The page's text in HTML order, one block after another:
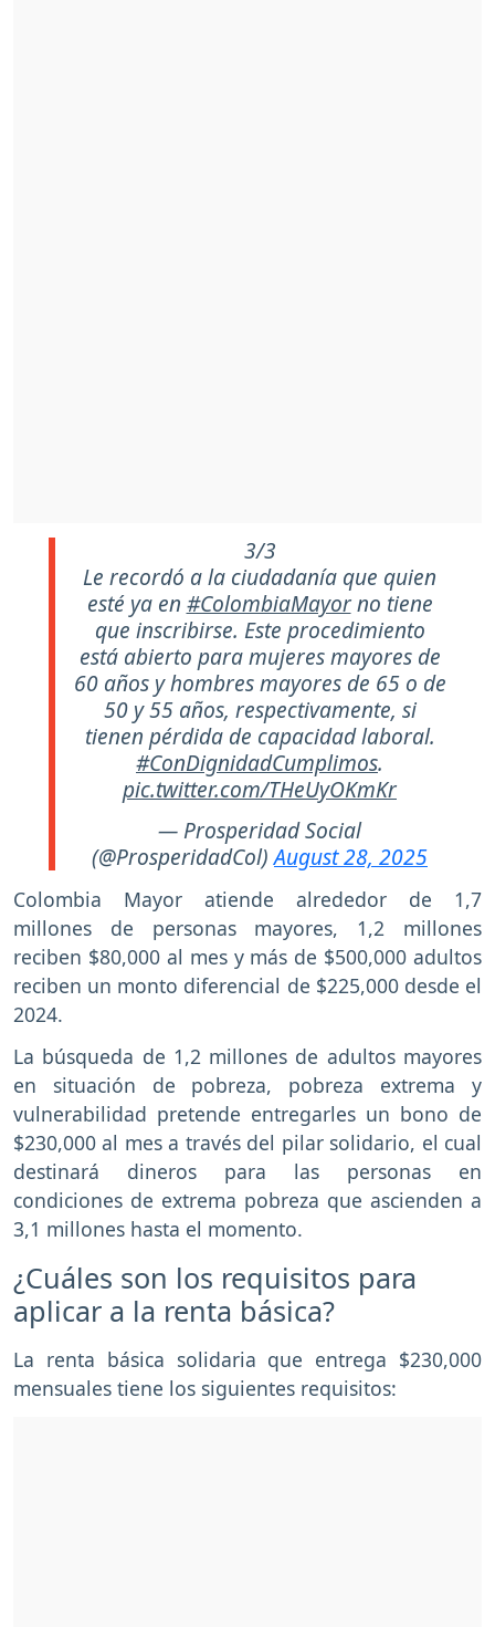
3/3
Le recordó a la ciudadanía que quien
esté ya en #ColombiaMayorno tiene
que inscribirse. Este procedimiento
está abierto para mujeres mayores de
60 años y hombres mayores de 65 o de
50 y 55 años, respectivamente, si
tienen pérdida de capacidad laboral.
#ConDignidadCumplimos.
pic.twitter.com/THeUyOKmKr
— Prosperidad Social
(@ProsperidadCol)August 28, 2025
Colombia Mayor atiende alrededor de 1,7
millones de personas mayores, 1,2 millones
reciben $80,000 al mes y más de $500,000 adultos
reciben un monto diferencial de $225,000 desde el
2024.
La búsqueda de 1,2 millones de adultos mayores
en situación de pobreza, pobreza extrema y
vulnerabilidad pretende entregarles un bono de
$230,000 al mes a través del pilar solidario, el cual
destinará dineros para las personas en
condiciones de extrema pobreza que ascienden a
3,1 millones hasta el momento.
¿Cuáles son los requisitos para
aplicar a la renta básica?
La renta básica solidaria que entrega $230,000
mensuales tiene los siguientes requisitos: